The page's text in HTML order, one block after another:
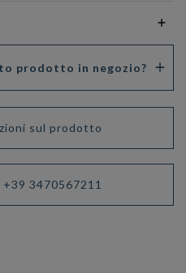
prodotto in negozio?
sul prodotto
3470567211